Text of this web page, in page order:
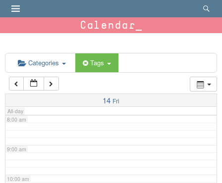
Calendar
Categories Tags
14 Fri
All-day
6:00 am
7:00 am
8:00 am
9:00 am
10:00 am